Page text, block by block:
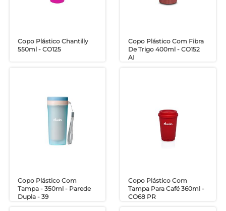
Copo Plástico Chantilly
550ml - CO125
Copo Plástico Com Fibra
De Trigo 400ml - CO152
AI
Copo Plástico Com
Tampa - 350ml - Parede
Dupla - 39
Copo Plástico Com
Tampa Para Café 360ml -
CO68 PR